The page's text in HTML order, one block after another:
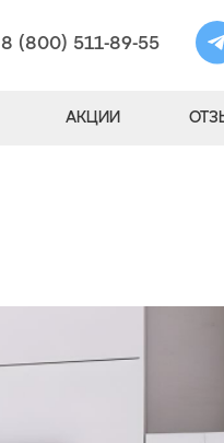
8 (800) 511-89-55
АКЦИИ